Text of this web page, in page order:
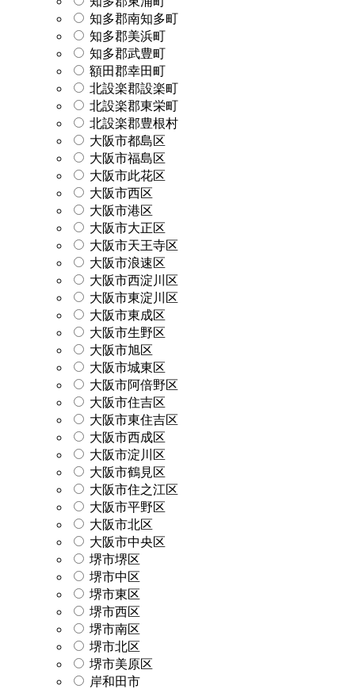
知多郡南知多町
知多郡美浜町
知多郡武豊町
額田郡幸田町
北設楽郡設楽町
北設楽郡東栄町
北設楽郡豊根村
大阪市都島区
大阪市福島区
大阪市此花区
大阪市西区
大阪市港区
大阪市大正区
大阪市天王寺区
大阪市浪速区
大阪市西淀川区
大阪市東淀川区
大阪市東成区
大阪市生野区
大阪市旭区
大阪市城東区
大阪市阿倍野区
大阪市住吉区
大阪市東住吉区
大阪市西成区
大阪市淀川区
大阪市鶴見区
大阪市住之江区
大阪市平野区
大阪市北区
大阪市中央区
堺市堺区
堺市中区
堺市東区
堺市西区
堺市南区
堺市北区
堺市美原区
岸和田市